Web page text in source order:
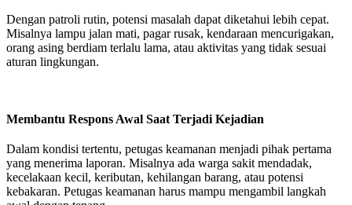
Dengan patroli rutin, potensi masalah dapat diketahui lebih cepat.
Misalnya lampu jalan mati, pagar rusak, kendaraan mencurigakan,
orang asing berdiam terlalu lama, atau aktivitas yang tidak sesuai
aturan lingkungan.
Membantu Respons Awal Saat Terjadi Kejadian
Dalam kondisi tertentu, petugas keamanan menjadi pihak pertama
yang menerima laporan. Misalnya ada warga sakit mendadak,
kecelakaan kecil, keributan, kehilangan barang, atau potensi
kebakaran. Petugas keamanan harus mampu mengambil langkah